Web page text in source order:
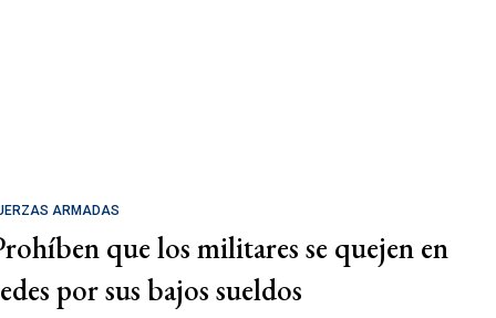
ARMADAS
que los militares se quejen en
por sus bajos sueldos